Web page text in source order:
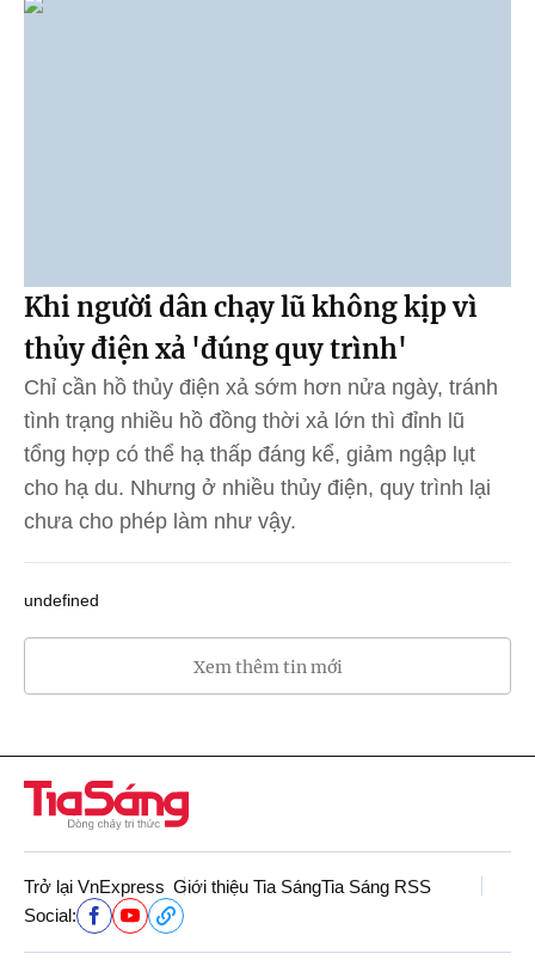
Khi người dân chạy lũ không kịp vì
thủy điện xả 'đúng quy trình'
Chỉ cần hồ thủy điện xả sớm hơn nửa ngày, tránh
tình trạng nhiều hồ đồng thời xả lớn thì đỉnh lũ
tổng hợp có thể hạ thấp đáng kể, giảm ngập lụt
cho hạ du. Nhưng ở nhiều thủy điện, quy trình lại
chưa cho phép làm như vậy.
undefined
Xem thêm tin mới
Trở lại VnExpress Giới thiệu Tia SángTia Sáng RSS
Social: